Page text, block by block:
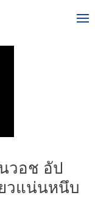
วอช อัป
วแน่นหนึบ